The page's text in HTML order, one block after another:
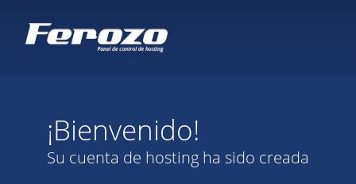
¡Bienvenido!
Su cuenta de hosting ha sido creada